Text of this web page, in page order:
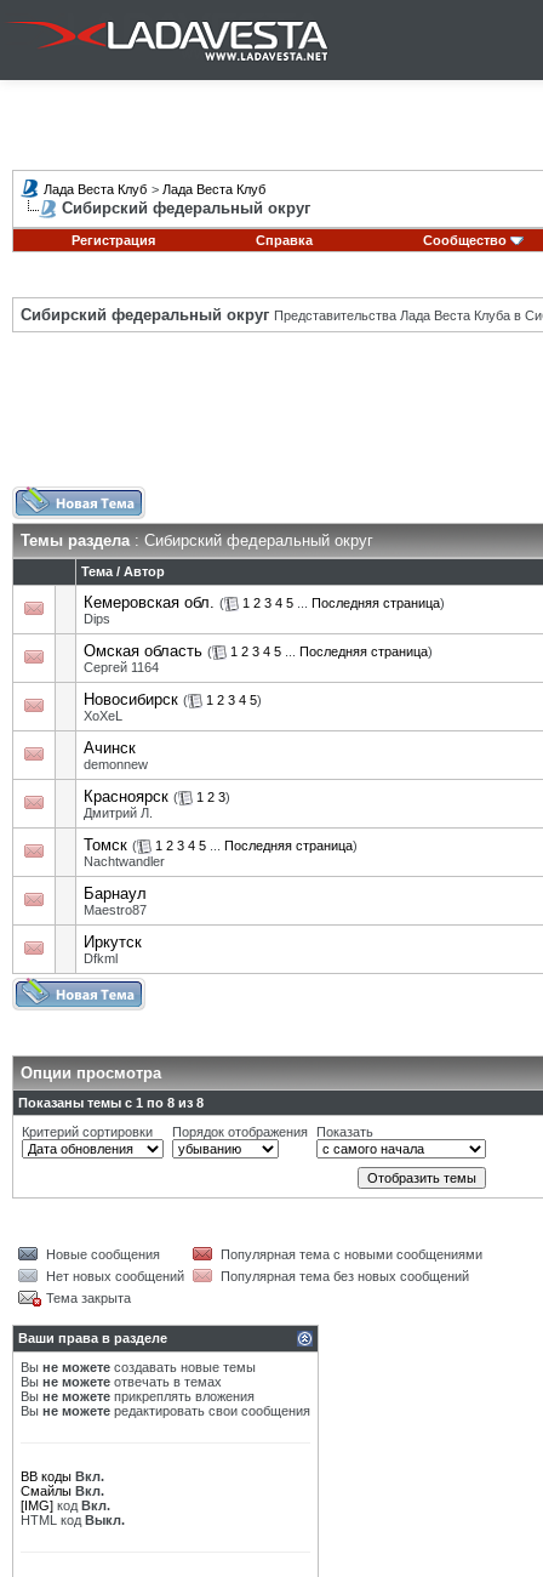
Лада Веста Клуб > Лада Веста Клуб
Сибирский федеральный округ
Регистрация Справка Сообщество
Сибирский федеральный округ Представительства Лада Веста Клуба в
Темы раздела: Сибирский федеральный округ
Тема / Автор
Кемеровская обл. ( 1 2 3 4 5 Последняя страница)
Dips
Омская область ( 1 2 3 4 5 Последняя страница)
Сергей 1164
Новосибирск ( 1 2 3 4 5)
XoXeL
Ачинск
demonnew
Красноярск ( 1 2 3)
Дмитрий Л.
Томск ( 1 2 3 4 5 Последняя страница)
Nachtwandler
Барнаул
Maestro87
Иркутск
Dfkml
Опции просмотра
Показаны темы с 1 по 8 из 8
Критерий сортировки
Порядок отображения Показать
Новые сообщения
Популярная тема с новыми сообщениями
Нет новых сообщений
Популярная тема без новых сообщений
Тема закрыта
Ваши права в разделе
Вы не можете создавать новые темы
Вы не можете отвечать в темах
Вы не можете прикреплять вложения
Вы не можете редактировать свои сообщения
BB коды Вкл.
Смайлы Вкл.
[IMG] код Вкл.
HTML код Выкл.